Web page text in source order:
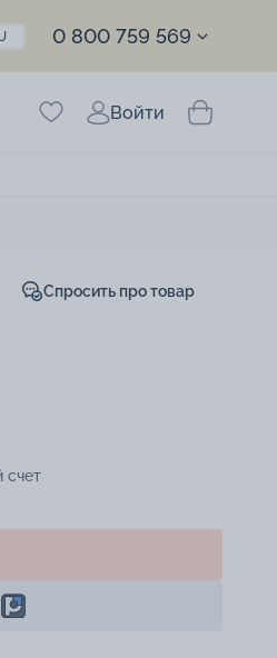
0 800 759 569
Войти
Спросить про товар
счет